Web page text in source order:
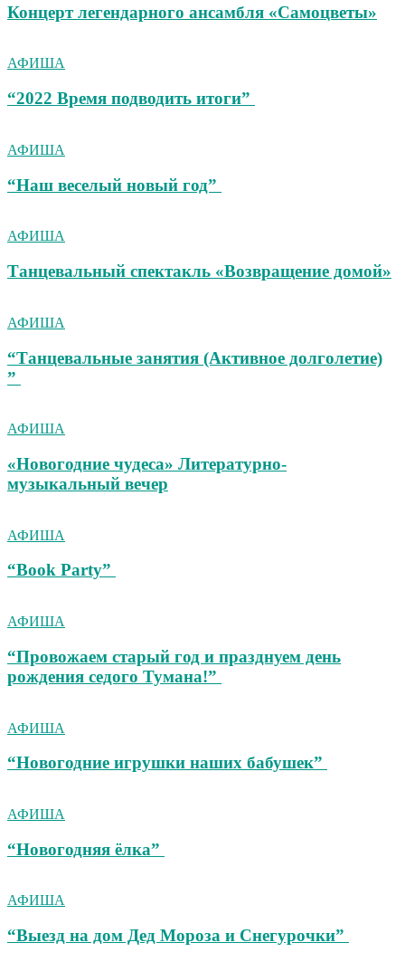
Концерт легендарного ансамбля «Самоцветы»
АФИША
“2022 Время подводить итоги”
АФИША
“Наш веселый новый год”
АФИША
Танцевальный спектакль «Возвращение домой»
АФИША
“Танцевальные занятия (Активное долголетие)
”
АФИША
«Новогодние чудеса» Литературно-
музыкальный вечер
АФИША
“Book Party”
АФИША
“Провожаем старый год и празднуем день
рождения седого Тумана!”
АФИША
“Новогодние игрушки наших бабушек”
АФИША
“Новогодняя ёлка”
АФИША
“Выезд на дом Дед Мороза и Снегурочки”